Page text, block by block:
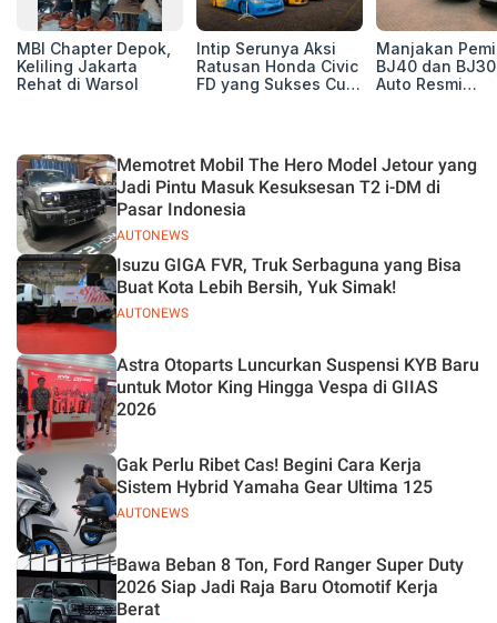
MBI Chapter Depok,
Keliling Jakarta
Rehat di Warsol
Intip Serunya Aksi
Ratusan Honda Civic
FD yang Sukses Curi
Manjakan
BJ40 dan
Auto Resmi
AUTONEWS
Memotret Mobil The Hero Model Jetour yang
Jadi Pintu Masuk Kesuksesan T2 i-DM di
Pasar Indonesia
AUTONEWS
Isuzu GIGA FVR, Truk Serbaguna yang Bisa
Buat Kota Lebih Bersih, Yuk Simak!
Astra Otoparts Luncurkan Suspensi KYB Baru
untuk Motor King Hingga Vespa di GIIAS
2026
AUTONEWS
Gak Perlu Ribet Cas! Begini Cara Kerja
Sistem Hybrid Yamaha Gear Ultima 125
Bawa Beban 8 Ton, Ford Ranger Super Duty
2026 Siap Jadi Raja Baru Otomotif Kerja
Berat